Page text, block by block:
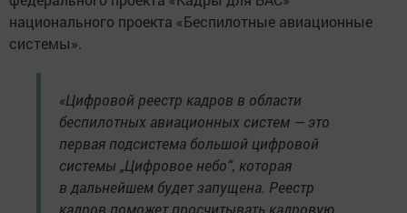
национального проекта «Беспилотные авиационные
системы».
«Цифровой реестр кадров в области
беспилотных авиационных систем — это
первая подсистема большой цифровой
системы „Цифровое небо“, которая
в дальнейшем будет запущена. Реестр
кадров поможет просчитывать кадровую